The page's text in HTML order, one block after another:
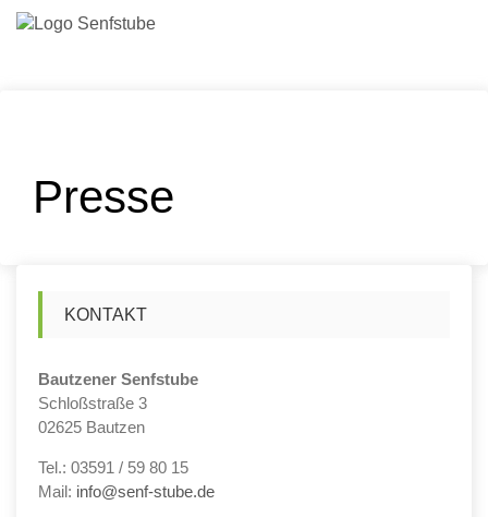
Skip
Presse
KONTAKT
Bautzener Senfstube
Schloßstraße 3
02625 Bautzen
Tel.: 03591 / 59 80 15
Mail: info@senf-stube.de